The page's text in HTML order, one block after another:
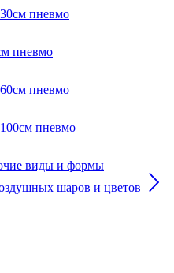
пневмо
пневмо
пневмо
пневмо
виды и формы
шаров и цветов